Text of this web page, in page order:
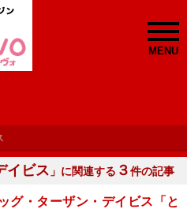
MENU
イビス 」に関連する ３件の記事
グ・ターザン・デイビス「と